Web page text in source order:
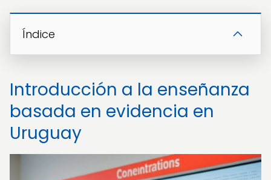
Índice
Introducción a la enseñanza
basada en evidencia en
Uruguay